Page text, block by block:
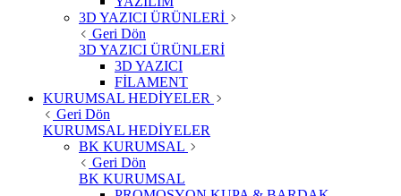
3D YAZICI ÜRÜNLERİ
Geri Dön
3D YAZICI ÜRÜNLERİ
3D YAZICI
FİLAMENT
KURUMSAL HEDİYELER
Geri Dön
KURUMSAL HEDİYELER
BK KURUMSAL
Geri Dön
BK KURUMSAL